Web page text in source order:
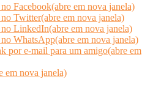
Facebook(abre em nova janela)
Twitter(abre em nova janela)
LinkedIn(abre em nova janela)
WhatsApp(abre em nova janela)
por e-mail para um amigo(abre em
em nova janela)